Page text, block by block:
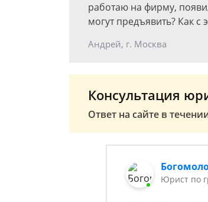
работаю на фирму,
могут предъявить? Как с
Андрей, г. Москва
Консультация
Ответ на сайте в
Юрист по